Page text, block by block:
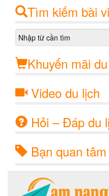
Tìm kiếm bài
Khuyến mãi
Video du lịch
Hỏi – Đáp du
Bạn quan